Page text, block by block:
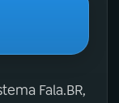
Fala.BR,